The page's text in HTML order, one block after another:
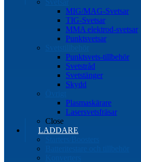
MIG/MAG-Svetsar
TIG-Svetsar
MMA elektrod-svetsar
Punktsvetsar
Punktsvets-tillbehör
Svetstråd
Svetstänger
Skydd
Plasmaskärare
Lasersvetsfräsar
Close
LADDARE